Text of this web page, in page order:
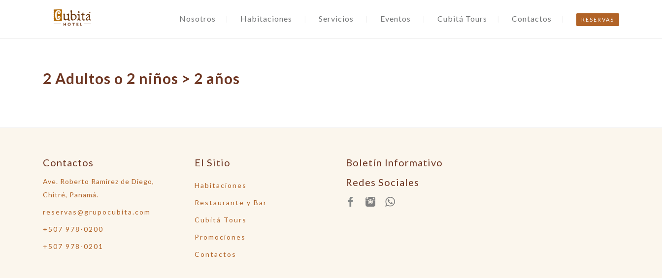
Nosotros Habitaciones Servicios Eventos Cubitá Tours Contactos RESERVAS
2 Adultos o 2 niños > 2 años
Contactos
Ave. Roberto Ramirez de Diego,
Chitré, Panamá.
reservas@grupocubita.com
+507 978-0200
+507 978-0201
El Sitio
Habitaciones
Restaurante y Bar
Cubitá Tours
Promociones
Contactos
Boletín Informativo
Redes Sociales